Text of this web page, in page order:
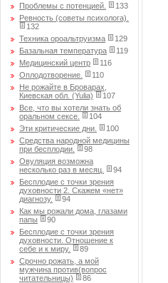
Проблемы с потенцией.
133
Ревность (советы психолога).
132
Техника ороальтруизма
129
Базальная температура
119
Медицинский центр
116
Оплодотворение.
110
Не рожайте в Броварах,
Киевская обл. (Yulia)
107
Все, что вы хотели знать об
оральном сексе.
104
Эти критические дни.
100
Средства народной медицины
при бесплодии.
98
Овуляция возможна
несколько раз в месяц.
94
Бесплодие с точки зрения
духовности 2. Скажем «нет»
диагнозу.
94
Как мы рожали дома, глазами
папы
90
Бесплодие с точки зрения
духовности. Отношение к
себе и к миру.
89
Срочно рожать, а мой
мужчина против(вопрос
читательницы)
86